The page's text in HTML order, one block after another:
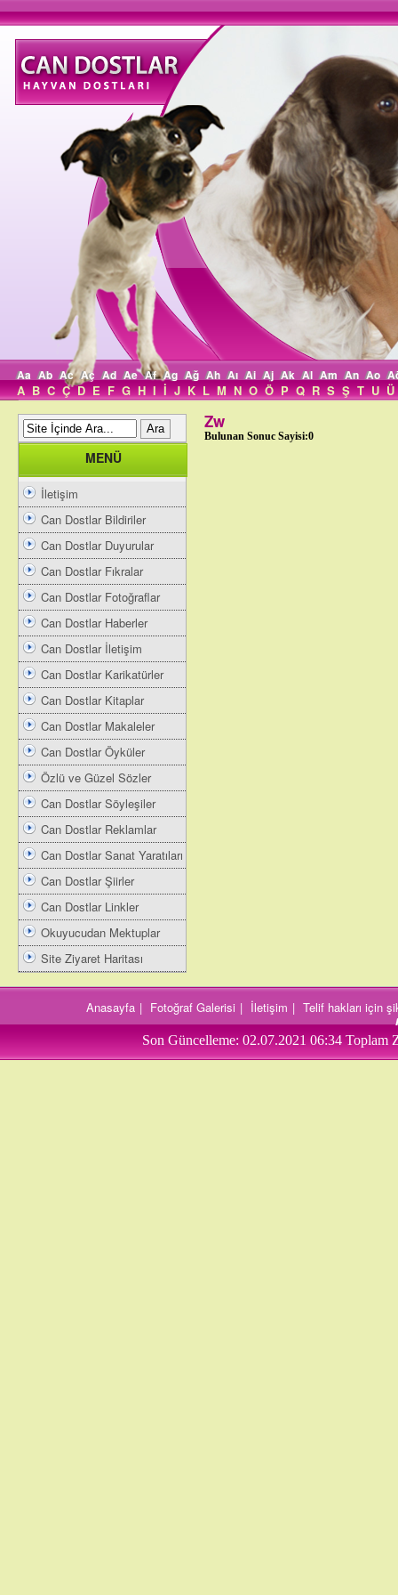
Aa Ab Ac Aç Ad Ae Af Ag Ağ Ah Aı Ai Aj Ak Al Am An Ao
A B C Ç D E F G H I İ J K L M N O Ö P Q R S Ş T U Ü
MENÜ
İletişim
Can Dostlar Bildiriler
Can Dostlar Duyurular
Can Dostlar Fıkralar
Can Dostlar Fotoğraflar
Can Dostlar Haberler
Can Dostlar İletişim
Can Dostlar Karikatürler
Can Dostlar Kitaplar
Can Dostlar Makaleler
Can Dostlar Öyküler
Özlü ve Güzel Sözler
Can Dostlar Söyleşiler
Can Dostlar Reklamlar
Can Dostlar Sanat Yaratıları
Can Dostlar Şiirler
Can Dostlar Linkler
Okuyucudan Mektuplar
Site Ziyaret Haritası
Zw
Bulunan Sonuc Sayisi:0
Anasayfa | Fotoğraf Galerisi | İletişim | Telif hakları için
Son Güncelleme: 02.07.2021 06:34 Toplam